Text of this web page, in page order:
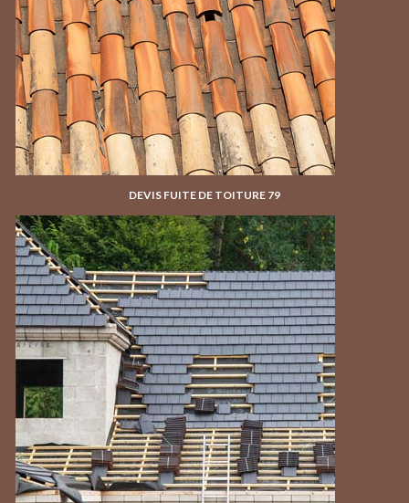
DEVIS FUITE DE TOITURE 79